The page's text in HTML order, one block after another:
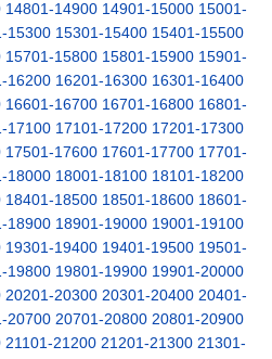
14801-14900 14901-15000 15001-
15300 15301-15400 15401-15500
15701-15800 15801-15900 15901-
16200 16201-16300 16301-16400
16601-16700 16701-16800 16801-
17100 17101-17200 17201-17300
17501-17600 17601-17700 17701-
18000 18001-18100 18101-18200
18401-18500 18501-18600 18601-
18900 18901-19000 19001-19100
19301-19400 19401-19500 19501-
19800 19801-19900 19901-20000
20201-20300 20301-20400 20401-
20700 20701-20800 20801-20900
21101-21200 21201-21300 21301-